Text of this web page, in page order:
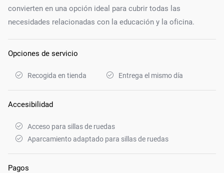
convierten en una opción ideal para cubrir todas las
necesidades relacionadas con la educación y la oficina.
Opciones de servicio
Recogida en tienda Entrega el mismo día
Accesibilidad
Acceso para sillas de ruedas
Aparcamiento adaptado para sillas de ruedas
Pagos